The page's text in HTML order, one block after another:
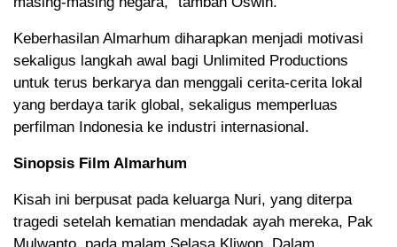
Keberhasilan Almarhum diharapkan menjadi motivasi
sekaligus langkah awal bagi Unlimited Productions
untuk terus berkarya dan menggali cerita-cerita lokal
yang berdaya tarik global, sekaligus memperluas
perfilman Indonesia ke industri internasional.
Sinopsis Film Almarhum
Kisah ini berpusat pada keluarga Nuri, yang diterpa
tragedi setelah kematian mendadak ayah mereka, Pak